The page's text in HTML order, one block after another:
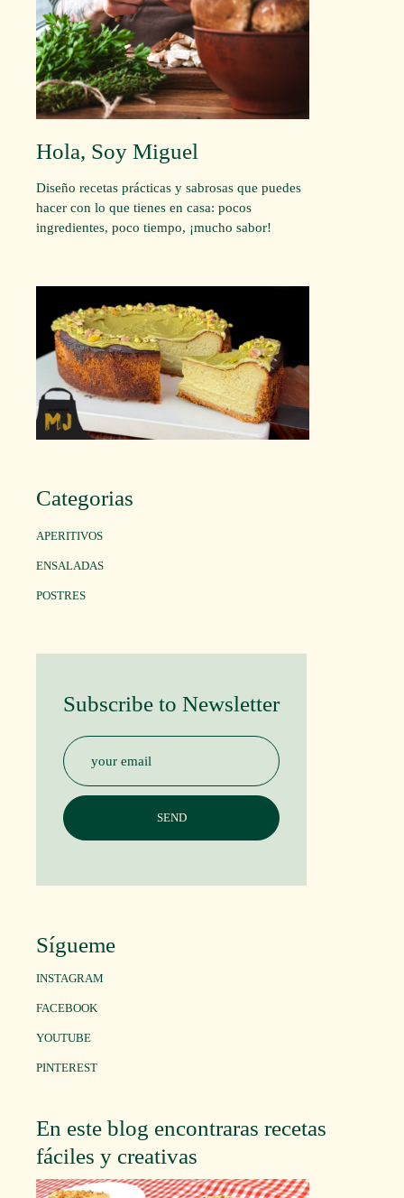
Hola, Soy Miguel
Diseño recetas prácticas y sabrosas que puedes
hacer con lo que tienes en casa: pocos
ingredientes, poco tiempo, ¡mucho sabor!
Categorias
APERITIVOS
ENSALADAS
POSTRES
Subscribe to Newsletter
Sígueme
INSTAGRAM
FACEBOOK
YOUTUBE
PINTEREST
En este blog encontraras recetas
fáciles y creativas